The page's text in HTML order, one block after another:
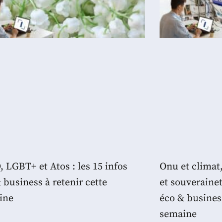
LGBT+ et Atos : les 15 infos
business à retenir cette
Onu et
et
éco &
semaine